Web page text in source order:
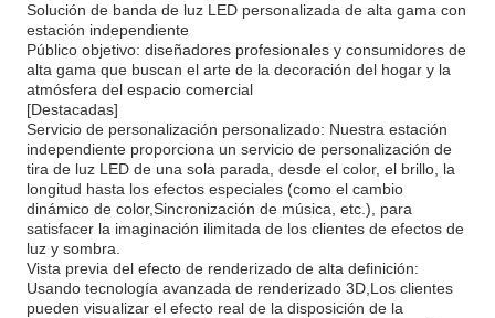
Solución de banda de luz LED personalizada de alta gama con
estación independiente
Público objetivo: diseñadores profesionales y consumidores de
alta gama que buscan el arte de la decoración del hogar y la
atmósfera del espacio comercial
[Destacadas]
Servicio de personalización personalizado: Nuestra estación
independiente proporciona un servicio de personalización de
tira de luz LED de una sola parada, desde el color, el brillo, la
longitud hasta los efectos especiales (como el cambio
dinámico de color,Sincronización de música, etc.), para
satisfacer la imaginación ilimitada de los clientes de efectos de
luz y sombra.
Vista previa del efecto de renderizado de alta definición:
Usando tecnología avanzada de renderizado 3D,Los clientes
pueden visualizar el efecto real de la disposición de la